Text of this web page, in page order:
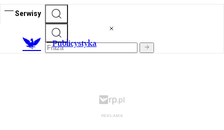
Serwisy
Publicystyka